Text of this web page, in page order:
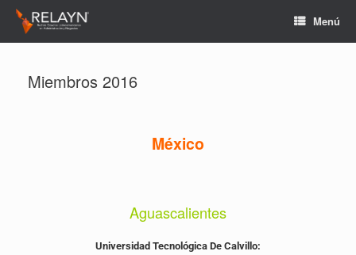
Menú
Miembros 2016
México
Aguascalientes
Universidad Tecnológica De Calvillo: